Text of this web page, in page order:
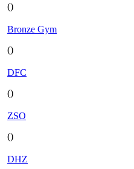
()
Bronze Gym
()
DFC
()
ZSO
()
DHZ